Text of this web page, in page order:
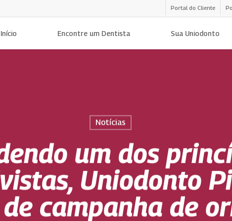
Portal do Cliente
Início Encontre um Dentista Sua Uniodonto
Notícias
um dos
Uniodonto
campanha de